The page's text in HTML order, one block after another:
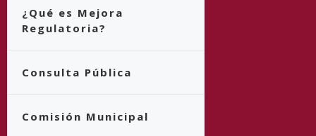
¿Qué es Mejora
Regulatoria?
Consulta Pública
Comisión Municipal